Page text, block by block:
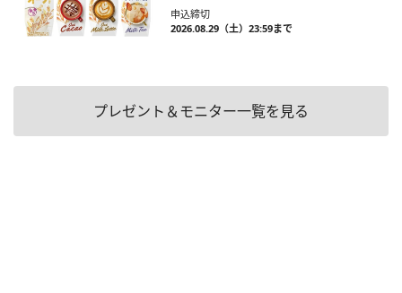
申込締切
2026.08.29（土）23:59まで
プレゼント＆モニター一覧を見る